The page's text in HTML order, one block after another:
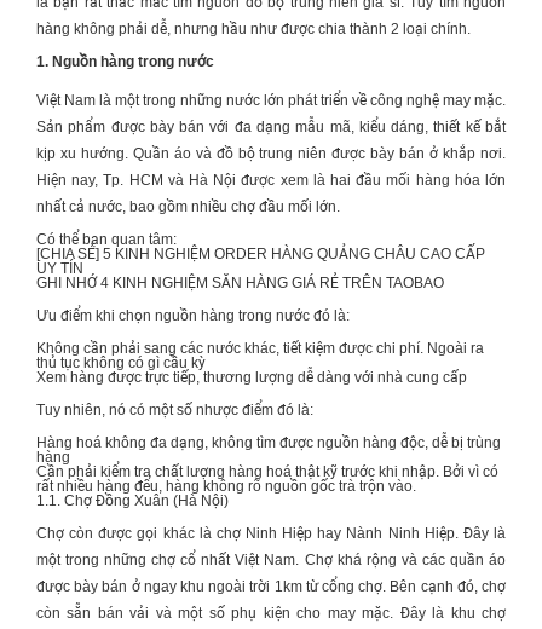
hàng không phải dễ, nhưng hầu như được chia thành 2 loại chính.
1. Nguồn hàng trong nước
Việt Nam là một trong những nước lớn phát triển về công nghệ may mặc.
Sản phẩm được bày bán với đa dạng mẫu mã, kiểu dáng, thiết kế bắt
kịp xu hướng. Quần áo và đồ bộ trung niên được bày bán ở khắp nơi.
Hiện nay, Tp. HCM và Hà Nội được xem là hai đầu mối hàng hóa lớn
nhất cả nước, bao gồm nhiều chợ đầu mối lớn.
Có thể bạn quan tâm:
[CHIA SẺ] 5 KINH NGHIỆM ORDER HÀNG QUẢNG CHÂU CAO CẤP
UY TÍN
GHI NHỚ 4 KINH NGHIỆM SĂN HÀNG GIÁ RẺ TRÊN TAOBAO
Ưu điểm khi chọn nguồn hàng trong nước đó là:
Không cần phải sang các nước khác, tiết kiệm được chi phí. Ngoài ra
thủ tục không có gì cầu kỳ
Xem hàng được trực tiếp, thương lượng dễ dàng với nhà cung cấp
Tuy nhiên, nó có một số nhược điểm đó là:
Hàng hoá không đa dạng, không tìm được nguồn hàng độc, dễ bị trùng
hàng
Cần phải kiểm tra chất lượng hàng hoá thật kỹ trước khi nhập. Bởi vì có
rất nhiều hàng đểu, hàng không rõ nguồn gốc trà trộn vào.
1.1. Chợ Đồng Xuân (Hà Nội)
Chợ còn được gọi khác là chợ Ninh Hiệp hay Nành Ninh Hiệp. Đây là
một trong những chợ cổ nhất Việt Nam. Chợ khá rộng và các quần áo
được bày bán ở ngay khu ngoài trời 1km từ cổng chợ. Bên cạnh đó, chợ
còn sẵn bán vải và một số phụ kiện cho may mặc. Đây là khu chợ